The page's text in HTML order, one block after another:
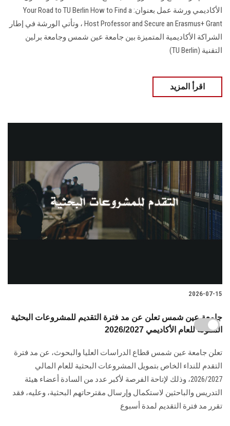
الأكاديمي ورشة عمل بعنوان: Your Road to TU Berlin How to Find a
Host Professor and Secure an Erasmus+ Grant ، وتأتي الورشة في إطار
الشراكة الأكاديمية المتميزة بين جامعة عين شمس وجامعة برلين
التقنية (TU Berlin)
اقرأ المزيد
2026-07-15
جامعة عين شمس تعلن عن مد فترة التقديم للمشروعات البحثية
الممولة للعام الأكاديمي 2026/2027
تعلن جامعة عين شمس قطاع الدراسات العليا والبحوث، عن مد فترة
التقدم للنداء الخاص بتمويل المشروعات البحثية للعام المالي
2026/2027، وذلك لإتاحة الفرصة لأكبر عدد من السادة أعضاء هيئة
التدريس والباحثين لاستكمال وإرسال مقترحاتهم البحثية، وعليه، فقد
تقرر مد فترة التقديم لمدة أسبوع